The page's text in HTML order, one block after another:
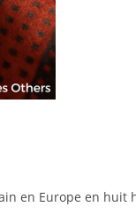
en Europe en huit